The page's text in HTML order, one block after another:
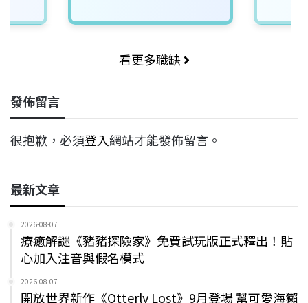
看更多職缺
發佈留言
很抱歉，必須登入網站才能發佈留言。
最新文章
2026-08-07
療癒解謎《豬豬探險家》免費試玩版正式釋出！貼
心加入注音與假名模式
2026-08-07
開放世界新作《Otterly Lost》9月登場 幫可愛海獺